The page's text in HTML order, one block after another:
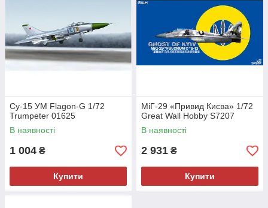
Су-15 УМ Flagon-G 1/72
Trumpeter 01625
В наявності
1 004 ₴
Купити
МіГ-29 «Привид Києва» 1/72
Great Wall Hobby S7207
В наявності
2 931 ₴
Купити